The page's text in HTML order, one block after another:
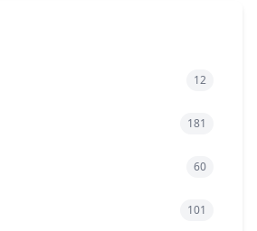
12
181
60
101